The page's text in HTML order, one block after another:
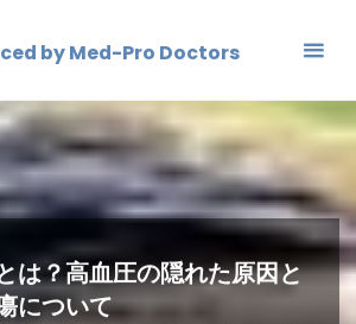
by Med-Pro Doctors
は？高血圧の隠れた原因と
について